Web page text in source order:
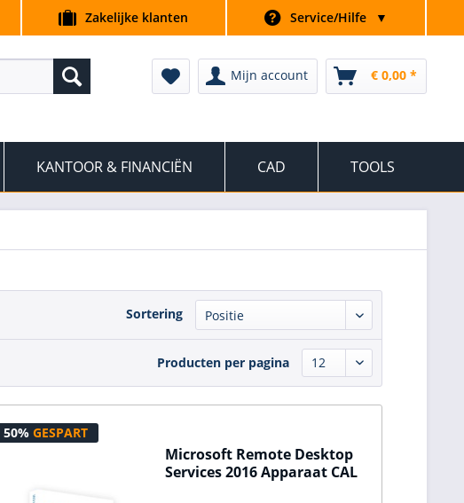
Zakelijke klanten Service/Hilfe ▼
Mijn account € 0,00 *
KANTOOR & FINANCIËN CAD TOOLS
Sortering
Producten per pagina
50% GESPART
Microsoft Remote Desktop
Services 2016 Apparaat CAL